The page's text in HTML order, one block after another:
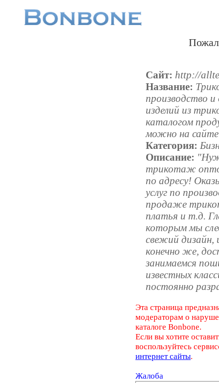
Сайт: http://
Название:
производство
изделий из
каталогом
можно на
Категория:
Описание:
трикотаж
по адресу!
услуг по
продаже
платья и т.д.
которым мы
свежий
конечно же,
занимаемся
известных
постоянно
Эта страница
модераторам о
каталоге Bonbone.
Если вы хотите
воспользуйтесь
интернет сайты.
Жалоба